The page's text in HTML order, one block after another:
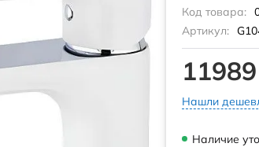
Код товара:
Артикул:
Нашли
Наличие